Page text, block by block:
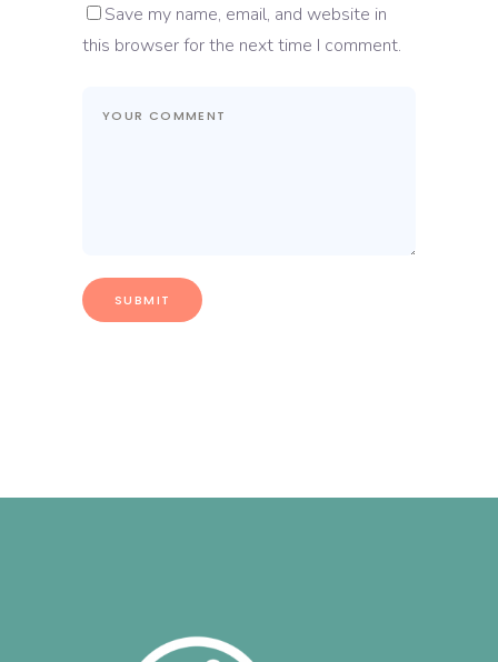
Save my name, email, and website in
this browser for the next time I comment.